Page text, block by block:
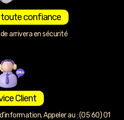
confiance
arrivera en sécurité
Client
Appeler au : (05 60) 01